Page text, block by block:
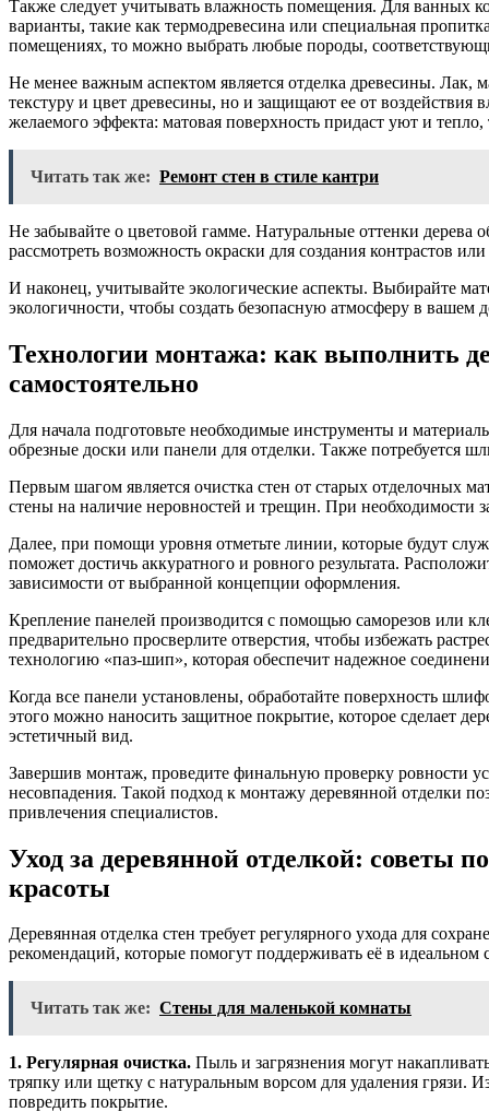
Также следует учитывать влажность помещения. Для ванных
варианты, такие как термодревесина или специальная
помещениях, то можно выбрать любые породы,
Не менее важным аспектом является отделка древесины. Лак,
текстуру и цвет древесины, но и защищают ее от воздействия
желаемого эффекта: матовая поверхность придаст уют и тепло,
Читать так же: Ремонт стен в стиле кантри
Не забывайте о цветовой гамме. Натуральные оттенки
рассмотреть возможность окраски для создания контрастов
И наконец, учитывайте экологические аспекты. Выбирайте
экологичности, чтобы создать безопасную атмосферу в вашем
Технологии монтажа: как выполнить
самостоятельно
Для начала подготовьте необходимые инструменты и
обрезные доски или панели для отделки. Также потребуется
Первым шагом является очистка стен от старых отделочных
стены на наличие неровностей и трещин. При необходимости
Далее, при помощи уровня отметьте линии, которые будут
поможет достичь аккуратного и ровного результата.
зависимости от выбранной концепции оформления.
Крепление панелей производится с помощью саморезов или
предварительно просверлите отверстия, чтобы избежать
технологию «паз-шип», которая обеспечит надежное
Когда все панели установлены, обработайте поверхность
этого можно наносить защитное покрытие, которое сделает
эстетичный вид.
Завершив монтаж, проведите финальную проверку ровности
несовпадения. Такой подход к монтажу деревянной отделки
привлечения специалистов.
Уход за деревянной отделкой: советы
красоты
Деревянная отделка стен требует регулярного ухода для
рекомендаций, которые помогут поддерживать её в идеальном
Читать так же: Стены для маленькой комнаты
1. Регулярная очистка. Пыль и загрязнения могут
тряпку или щетку с натуральным ворсом для удаления грязи.
повредить покрытие.